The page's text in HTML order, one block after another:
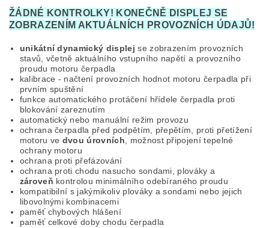
ŽÁDNÉ KONTROLKY! KONEČNĚ DISPLEJ SE
ZOBRAZENÍM AKTUÁLNÍCH PROVOZNÍCH ÚDAJŮ!
unikátní dynamický displej se zobrazením provozních
stavů, včetně aktuálního vstupního napětí a provozního
proudu motoru čerpadla
kalibrace - načtení provozních hodnot motoru čerpadla při
prvním spuštění
funkce automatického protáčení hřídele čerpadla proti
blokování zareznutím
automatický nebo manuální režim provozu
ochrana čerpadla před podpětím, přepětím, proti přetížení
motoru ve dvou úrovních, možnost připojení tepelné
ochrany motoru
ochrana proti přefázování
ochrana proti chodu nasucho sondami, plováky a
zároveň kontrolou minimálního odebíraného proudu
kompatibilní s jakýmikoliv plováky a sondami nebo jejich
libovolnými kombinacemi
paměť chybových hlášení
paměť celkové doby chodu čerpadla